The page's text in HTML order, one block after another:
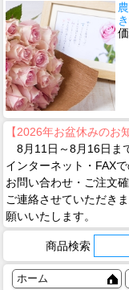
【2026年お盆休みのお
8月11日～8月16日ま
インターネット・FAX
お問い合わせ・ご注文
ご連絡させていただき
願いいたします。
商品検索
ホーム